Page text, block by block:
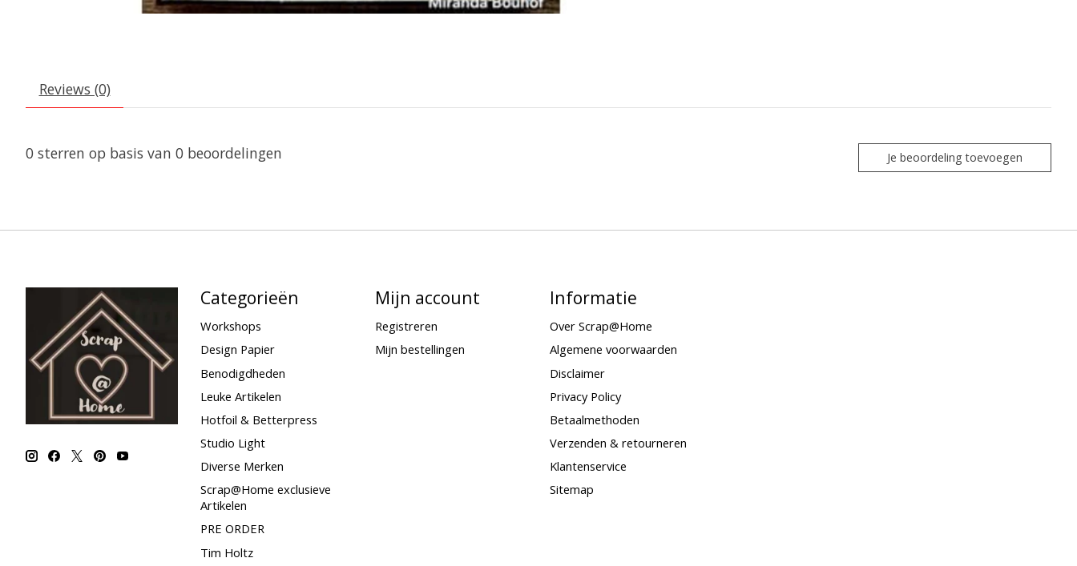
Reviews (0)
0 sterren op basis van 0 beoordelingen Je beoordeling toevoegen
Categorieën
Workshops
Design Papier
Benodigdheden
Leuke Artikelen
Hotfoil & Betterpress
Studio Light
Diverse Merken
Scrap@Home exclusieve
Artikelen
PRE ORDER
Tim Holtz
Mijn account
Registreren
Mijn bestellingen
Informatie
Over Scrap@Home
Algemene voorwaarden
Disclaimer
Privacy Policy
Betaalmethoden
Verzenden & retourneren
Klantenservice
Sitemap